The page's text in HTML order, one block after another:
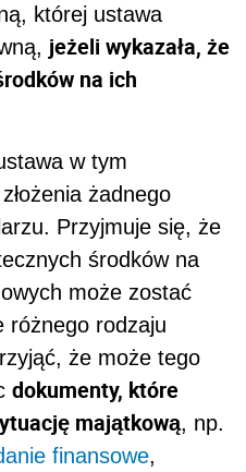
której ustawa
jeżeli wykazała, że
na ich
w tym
żadnego
Przyjmuje się, że
środków na
może zostać
różnego rodzaju
że może tego
dokumenty, które
majątkową, np.
finansowe,